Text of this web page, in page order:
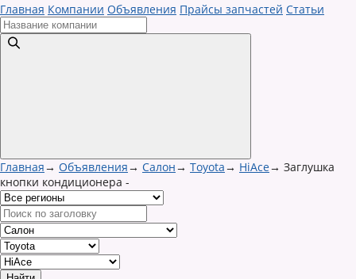
Главная Компании Объявления Прайсы запчастей Статьи
Главная→ Объявления→ Салон→ Toyota→ HiAce→ Заглушка
кнопки кондиционера -